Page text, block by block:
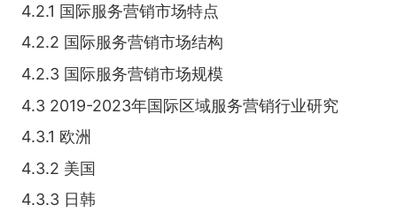
4.2.1 国际服务营销市场特点
4.2.2 国际服务营销市场结构
4.2.3 国际服务营销市场规模
4.3 2019-2023年国际区域服务营销行业研究
4.3.1 欧洲
4.3.2 美国
4.3.3 日韩